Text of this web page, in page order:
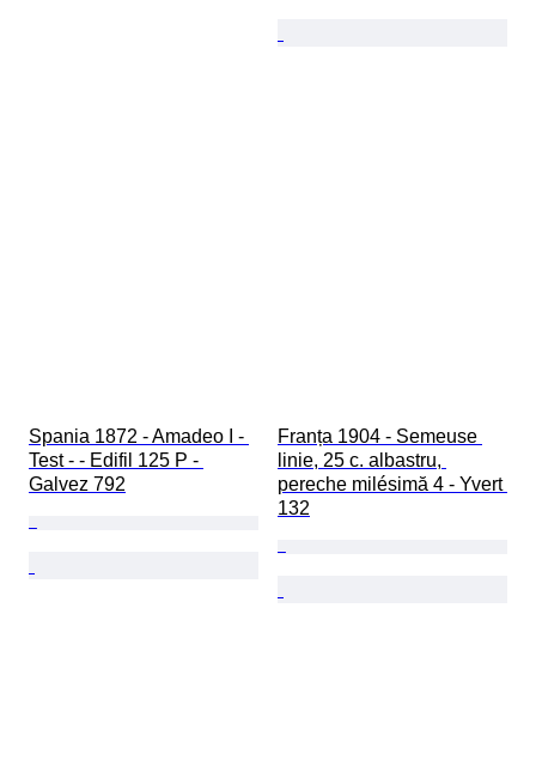
Spania 1872 - Amadeo I -
Test - - Edifil 125 P -
Galvez 792
Franța 1904 - Semeuse
linie, 25 c. albastru,
pereche milésimă 4 - Yvert
132